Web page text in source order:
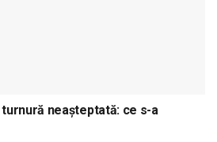
neașteptată: ce s-a